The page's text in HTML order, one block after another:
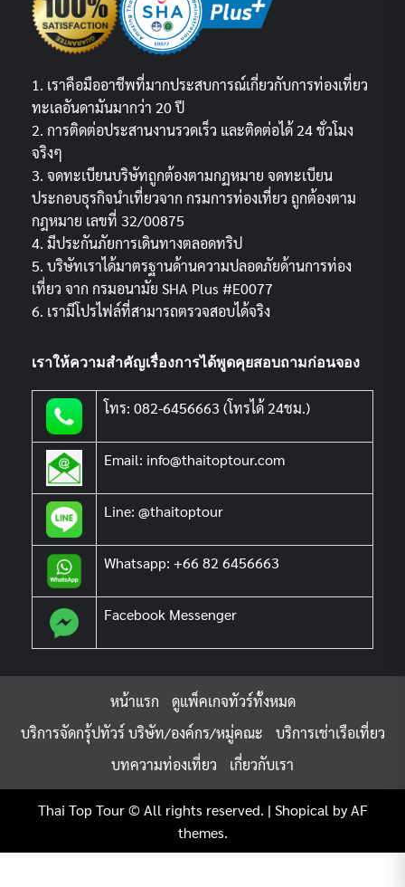
1. เราคือมืออาชีพที่มากประสบการณ์เกี่ยวกับการท่องเที่ยว
ทะเลอันดามันมากว่า 20 ปี
2. การติดต่อประสานงานรวดเร็ว และติดต่อได้ 24 ชั่วโมง
จริงๆ
3. จดทะเบียนบริษัทถูกต้องตามกฏหมาย จดทะเบียน
ประกอบธุรกิจนำเที่ยวจาก กรมการท่องเที่ยว ถูกต้องตาม
กฎหมาย เลขที่ 32/00875
4. มีประกันภัยการเดินทางตลอดทริป
5. บริษัทเราได้มาตรฐานด้านความปลอดภัยด้านการท่อง
เที่ยว จาก กรมอนามัย SHA Plus #E0077
6. เรามีโปรไฟล์ที่สามารถตรวจสอบได้จริง
เราให้ความสำคัญเรื่องการได้พูดคุยสอบถามก่อนจอง
โทร: 082-6456663 (โทรได้ 24ชม.)
Email: info@thaitoptour.com
Line: @thaitoptour
Whatsapp: +66 82 6456663
Facebook Messenger
หน้าแรก
ดูแพ็คเกจทัวร์ทั้งหมด
บริการจัดกรุ้ปทัวร์ บริษัท/องค์กร/หมู่คณะ
บริการเช่าเรือเที่ยว
บทความท่องเที่ยว
เกี่ยวกับเรา
Thai Top Tour © All rights reserved. | Shopical by AF
themes.